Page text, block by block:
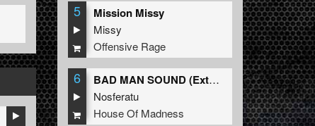
5 Mission Missy
Missy
Offensive Rage
6
BAD MAN SOUND (Extended Mix)
Nosferatu
House Of Madness